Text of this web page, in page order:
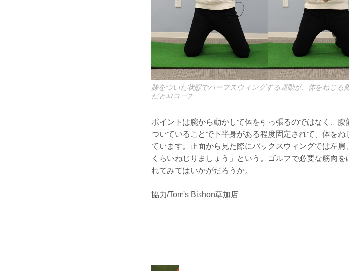
膝をついた状態でハーフスウィングする運動が、体をねじ
だとJJコーチ
ポイントは腕から動かして体を引っ張るのではなく、
ついていることで下半身がある程度固定されて、体を
ています。正面から見た際にバックスウィングでは左
くらいねじりましょう」という。ゴルフで必要な筋肉
れてみてはいかがだろうか。
協力/Tom's Bishon草加店